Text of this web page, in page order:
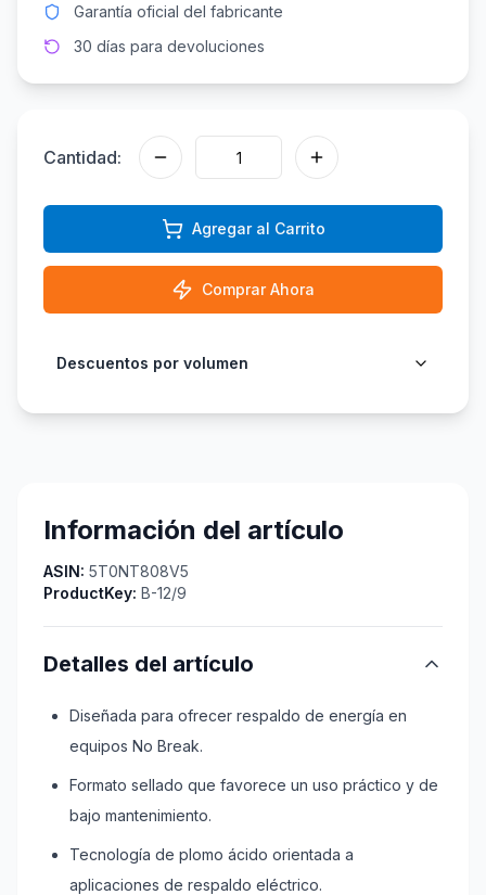
Garantía oficial del fabricante
30 días para devoluciones
Cantidad:
Agregar al Carrito
Comprar Ahora
Descuentos por volumen
Información del artículo
ASIN: 5T0NT808V5
ProductKey: B-12/9
Detalles del artículo
Diseñada para ofrecer respaldo de energía en
equipos No Break.
Formato sellado que favorece un uso práctico y de
bajo mantenimiento.
Tecnología de plomo ácido orientada a
aplicaciones de respaldo eléctrico.